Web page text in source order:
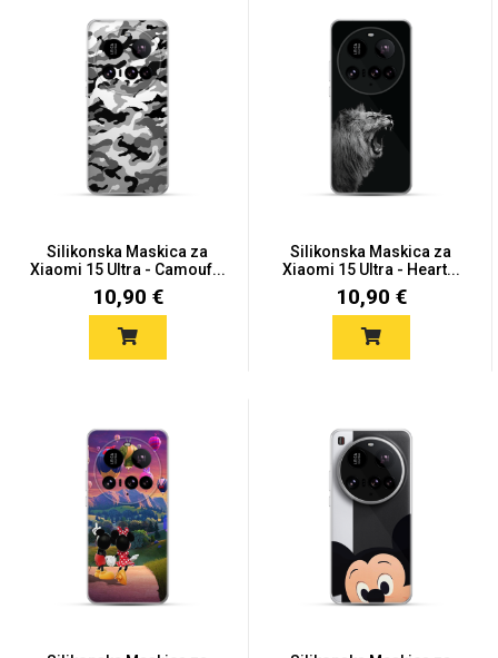
Silikonska Maskica za
Xiaomi 15 Ultra - Camouf...
10,90 €
Silikonska Maskica za
Xiaomi 15 Ultra - Heart...
10,90 €